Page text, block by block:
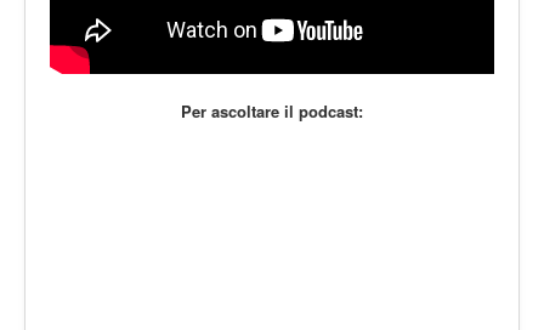
Per ascoltare il podcast: